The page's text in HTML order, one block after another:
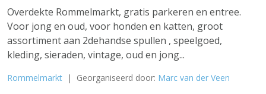
Overdekte Rommelmarkt, gratis parkeren en entree.
Voor jong en oud, voor honden en katten, groot
assortiment aan 2dehandse spullen , speelgoed,
kleding, sieraden, vintage, oud en jong...
Rommelmarkt | Georganiseerd door: Marc van der Veen